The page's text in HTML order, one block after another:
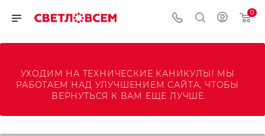
0
УХОДИМ НА ТЕХНИЧЕСКИЕ КАНИКУЛЫ! МЫ
РАБОТАЕМ НАД УЛУЧШЕНИЕМ САЙТА, ЧТОБЫ
ВЕРНУТЬСЯ К ВАМ ЕЩЕ ЛУЧШЕ.